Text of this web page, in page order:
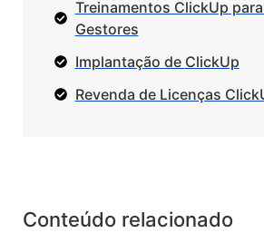
Treinamentos ClickUp
Gestores
Implantação de ClickUp
Revenda de Licenças
Conteúdo relacionado